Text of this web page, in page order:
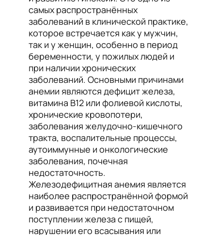
самых распространённых
заболеваний в клинической практике,
которое встречается как у мужчин,
так и у женщин, особенно в период
беременности, у пожилых людей и
при наличии хронических
заболеваний. Основными причинами
анемии являются дефицит железа,
витамина B12 или фолиевой кислоты,
хронические кровопотери,
заболевания желудочно-кишечного
тракта, воспалительные процессы,
аутоиммунные и онкологические
заболевания, почечная
недостаточность.
Железодефицитная анемия является
наиболее распространённой формой
и развивается при недостаточном
поступлении железа с пищей,
нарушении его всасывания или